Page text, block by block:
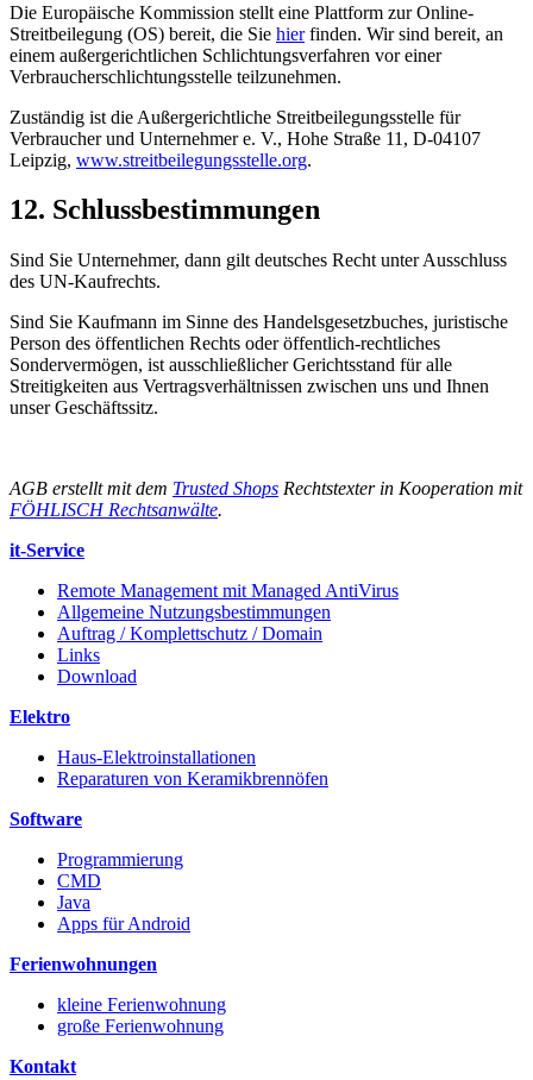
Die Europäische Kommission stellt eine Plattform zur Online-
Streitbeilegung (OS) bereit, die Sie hierfinden. Wir sind bereit, an
einem außergerichtlichen Schlichtungsverfahren vor einer
Verbraucherschlichtungsstelle teilzunehmen.
Zuständig ist die Außergerichtliche Streitbeilegungsstelle für
Verbraucher und Unternehmer e. V., Hohe Straße 11, D-04107
Leipzig, www.streitbeilegungsstelle.org.
12. Schlussbestimmungen​​​​​​​
Sind Sie Unternehmer, dann gilt deutsches Recht unter Ausschluss
des UN-Kaufrechts.
Sind Sie Kaufmann im Sinne des Handelsgesetzbuches, juristische
Person des öffentlichen Rechts oder öffentlich-rechtliches
Sondervermögen, ist ausschließlicher Gerichtsstand für alle
Streitigkeiten aus Vertragsverhältnissen zwischen uns und Ihnen
unser Geschäftssitz.
AGB erstellt mit dem Trusted Shops Rechtstexter in Kooperation mit
FÖHLISCH Rechtsanwälte.
it-Service
Remote Management mit Managed AntiVirus
Allgemeine Nutzungsbestimmungen
Auftrag / Komplettschutz / Domain
Links
Download
Elektro
Haus-Elektroinstallationen
Reparaturen von Keramikbrennöfen
Software
Programmierung
CMD
Java
Apps für Android
Ferienwohnungen
kleine Ferienwohnung
große Ferienwohnung
Kontakt